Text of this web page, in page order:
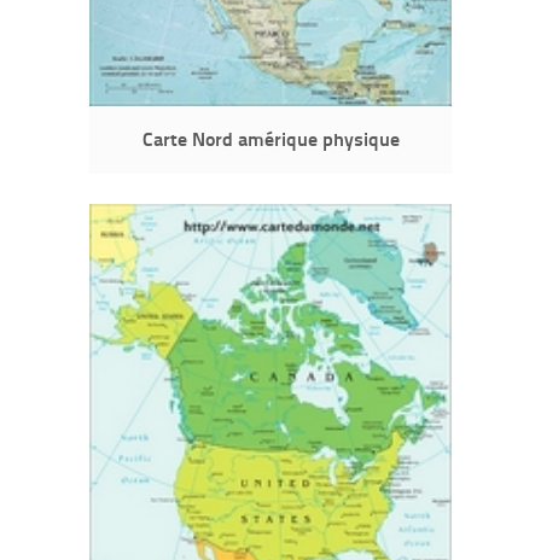
Carte Nord amérique physique